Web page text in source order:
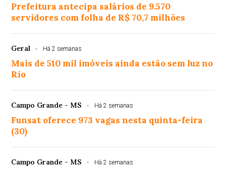
Prefeitura antecipa salários de 9.570
servidores com folha de R$ 70,7 milhões
Geral Há 2 semanas
Mais de 510 mil imóveis ainda estão sem luz no
Rio
Campo Grande - MS Há 2 semanas
Funsat oferece 973 vagas nesta quinta-feira
(30)
Campo Grande - MS Há 2 semanas